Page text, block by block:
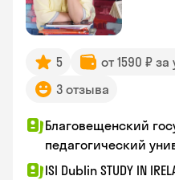
5 от 1590 ₽ за
3 отзыва
Благовещенский
педагогический
ISI Dublin STUDY IN